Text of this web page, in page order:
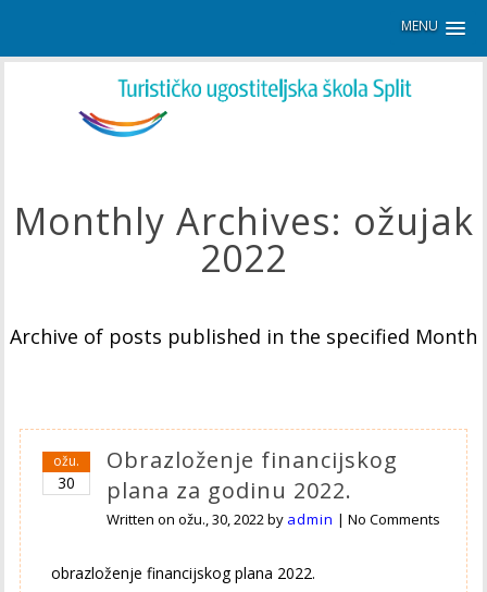
MENU
Monthly Archives: ožujak
2022
Archive of posts published in the specified Month
ožu.
30
Obrazloženje financijskog
plana za godinu 2022.
Written onožu., 30, 2022by admin |No Comments
obrazloženje financijskog plana 2022.